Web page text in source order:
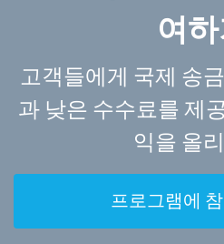
여하
고객들에게 국제 송
과 낮은 수수료를 제
익을 올
프로그램에